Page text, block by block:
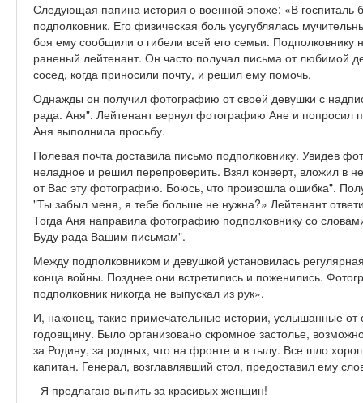
Следующая папина история о военной эпохе: «В госпиталь
подполковник. Его физическая боль усугублялась
боя ему сообщили о гибели всей его семьи. Подполковнику
раненый лейтенант. Он часто получал письма от любимой
сосед, когда приносили почту, и решил ему помочь.
Однажды он получил фотографию от своей девушки с
рада. Аня". Лейтенант вернул фотографию Ане и попросил
Аня выполнила просьбу.
Полевая почта доставила письмо подполковнику. Увидев
неладное и решил перепроверить. Взял конверт, вложил в
от Вас эту фотографию. Боюсь, что произошла ошибка".
"Ты забыл меня, я тебе больше не нужна?» Лейтенант
Тогда Аня направила фотографию подполковнику со
Буду рада Вашим письмам".
Между подполковником и девушкой установилась
конца войны. Позднее они встретились и поженились.
подполковник никогда не выпускал из рук».
И, наконец, такие примечательные истории, услышанные
годовщину. Было организовано скромное застолье,
за Родину, за родных, что на фронте и в тылу. Все шло
капитан. Генерал, возглавлявший стол, предоставил ему
- Я предлагаю выпить за красивых женщин!